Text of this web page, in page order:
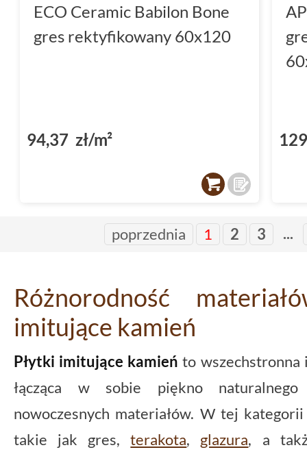
ECO Ceramic Babilon Bone
gres rektyfikowany 60x120
94,37 zł/m²
poprzednia 1 2 3 ...
Różnorodność
imitujące kamień
Płytki imitujące kamień to wszechstronna
łącząca w sobie piękno
nowoczesnych materiałów. W tej
takie jak gres,terakota, glazura, a